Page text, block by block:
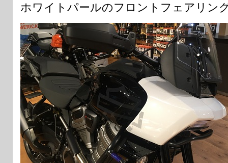
ホワイトパールのフロントフェアリン